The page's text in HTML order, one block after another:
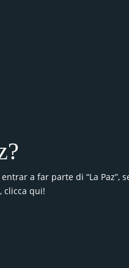
a far parte di “La Paz”,
clicca qui!